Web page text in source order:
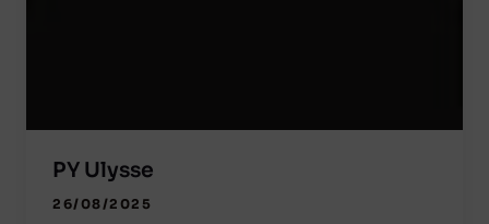
PY Ulysse
26/08/2025